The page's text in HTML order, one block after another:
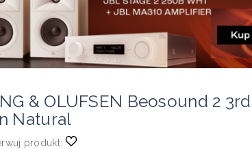
& OLUFSEN Beosound 2 3rd
Natural
produkt: